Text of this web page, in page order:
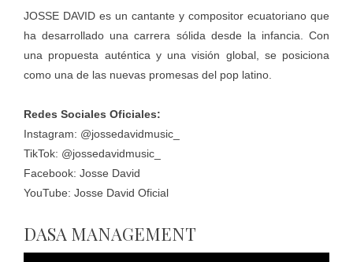
JOSSE DAVID es un cantante y compositor ecuatoriano que
ha desarrollado una carrera sólida desde la infancia. Con
una propuesta auténtica y una visión global, se posiciona
como una de las nuevas promesas del pop latino.
Redes Sociales Oficiales:
Instagram: @jossedavidmusic_
TikTok: @jossedavidmusic_
Facebook: Josse David
YouTube: Josse David Oficial
DASA MANAGEMENT